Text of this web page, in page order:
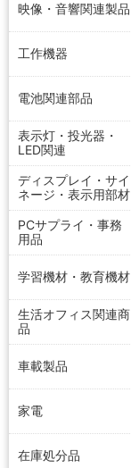
映像・音響関連製品
工作機器
電池関連部品
表示灯・投光器・
LED関連
ディスプレイ・サイ
ネージ・表示用部材
PCサプライ・事務
用品
学習機材・教育機材
生活オフィス関連商
品
車載製品
家電
在庫処分品